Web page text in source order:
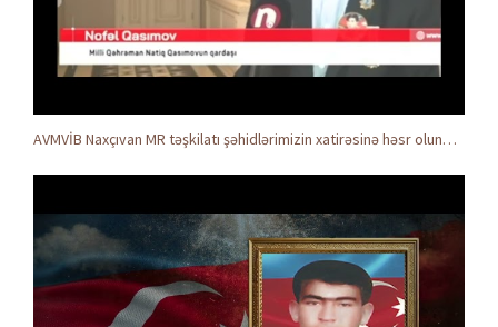
AVMVİB Naxçıvan MR təşkilatı şəhidlərimizin xatirəsinə həsr olunmuş tədbir keçirdi